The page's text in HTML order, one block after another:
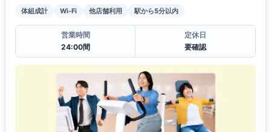
体組成計 Wi-Fi 他店舗利用 駅から5分以内
営業時間
24:00間
定休日
要確認